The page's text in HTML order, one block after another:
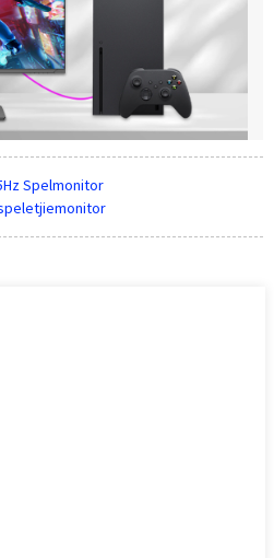
Spelmonitor
speletjiemonitor